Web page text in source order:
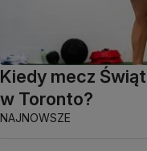
Kiedy mecz
w Toronto?
NAJNOWSZE